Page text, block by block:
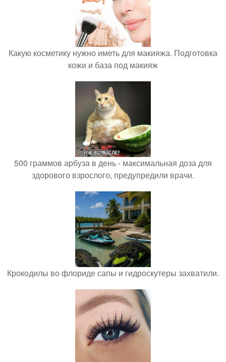
Какую косметику нужно иметь для макияжа. Подготовка
кожи и база под макияж
500 граммов арбуза в день - максимальная доза для
здорового взрослого, предупредили врачи.
Крокодилы во флориде сапы и гидроскутеры захватили.